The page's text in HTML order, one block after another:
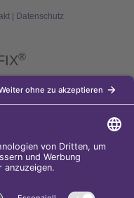
| Datenschutz
®
Weiterentwicklung der
Verhütungsmethode
in die Gebärmutterhöhle
und sicheren